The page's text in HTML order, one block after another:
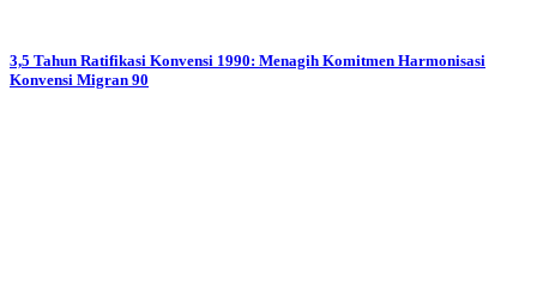
3,5 Tahun Ratifikasi Konvensi 1990: Menagih Komitmen Harmonisasi
Konvensi Migran 90